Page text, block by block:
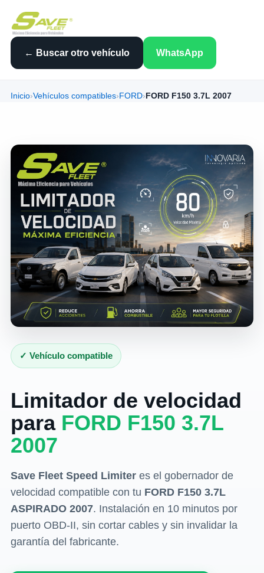
← Buscar otro vehículo WhatsApp
Inicio›Vehículos compatibles› FORD› FORD F150 3.7L 2007
✓ Vehículo compatible
Limitador de velocidad
para FORD F150 3.7L
2007
Save Fleet Speed Limiteres el gobernador de
velocidad compatible con tu FORD F150 3.7L
ASPIRADO 2007. Instalación en 10 minutos por
puerto OBD-II, sin cortar cables y sin invalidar la
garantía del fabricante.